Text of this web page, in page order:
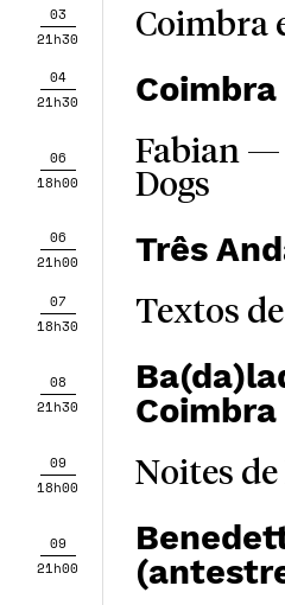
03
21h30
Coimbra
04
21h30
06
18h00
Fabian —
Dogs
06
21h00
Três
07
18h30
Textos
08
21h30
Coimbra
09
18h00
Noites de
09
21h00